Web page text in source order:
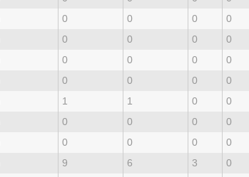
0 0 0 0
0 0 0 0
0 0 0 0
0 0 0 0
1 1 0 0
0 0 0 0
0 0 0 0
9 6 3 0